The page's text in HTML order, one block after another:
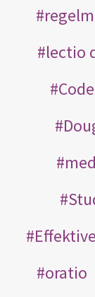
lectio
oratio